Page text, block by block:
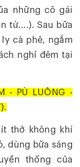
những cô gái
từ....). Sau bữa
cà phê, ngắm
nghỉ đêm tại
- PÙ LUÔNG -
thở không khí
dùng bữa sáng
thống của